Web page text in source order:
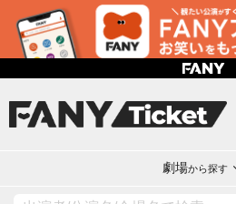
劇場から探す